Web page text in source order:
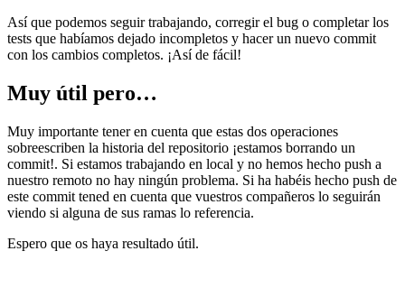
Así que podemos seguir trabajando, corregir el bug o completar los
tests que habíamos dejado incompletos y hacer un nuevo commit
con los cambios completos. ¡Así de fácil!
Muy útil pero…
Muy importante tener en cuenta que estas dos operaciones
sobreescriben la historia del repositorio ¡estamos borrando un
commit!. Si estamos trabajando en local y no hemos hecho push a
nuestro remoto no hay ningún problema. Si ha habéis hecho push de
este commit tened en cuenta que vuestros compañeros lo seguirán
viendo si alguna de sus ramas lo referencia.
Espero que os haya resultado útil.